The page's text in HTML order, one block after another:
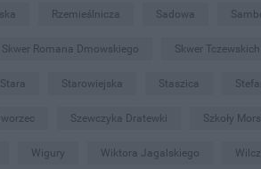
Rzemieślnicza Sadowa
Skwer Romana Dmowskiego Skwer
Stara Starowiejska Staszica
Szewczyka Dratewki Szkoły
Wigury Wiktora Jagalskiego